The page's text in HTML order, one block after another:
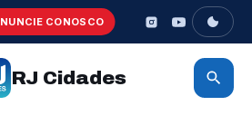
CONOSCO
RJ Cidades